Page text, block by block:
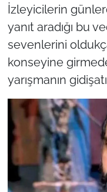
İzleyicilerin
yanıt aradığı bu
sevenlerini
konseyine
yarışmanın